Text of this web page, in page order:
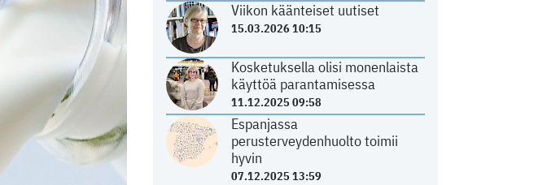
Viikon käänteiset uutiset
15.03.2026 10:15
Kosketuksella olisi monenlaista
käyttöä parantamisessa
11.12.2025 09:58
Espanjassa
perusterveydenhuolto toimii
hyvin
07.12.2025 13:59